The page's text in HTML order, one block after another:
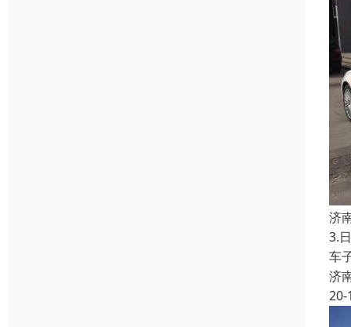
济
3.
车
济
20-